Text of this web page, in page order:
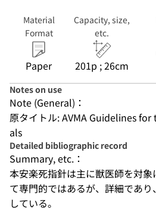
Material
Format
Paper
Capacity, size,
etc.
201p ; 26cm
Notes on use
Note (General)：
原タイトル: AVMA Guidelines
als
Detailed bibliographic record
Summary, etc.：
本安楽死指針は主に獣医師を対
て専門的ではあるが、詳細であ
している。